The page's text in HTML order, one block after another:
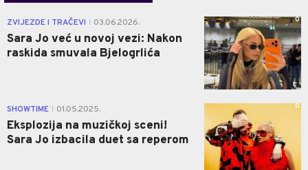
ZVIJEZDE I TRAČEVI 03.06.2026.
Sara Jo već u novoj vezi: Nakon
raskida smuvala Bjelogrlića
0
SHOWTIME 01.05.2025.
Eksplozija na muzičkoj sceni!
Sara Jo izbacila duet sa reperom
0